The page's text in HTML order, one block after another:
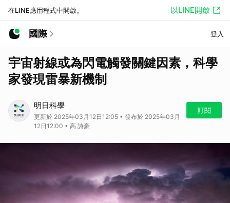
在LINE應用程式中開啟。 以LINE開啟
國際 登入
宇宙射線或為閃電觸發關鍵因素，科學
家發現雷暴新機制
明日科學
更新於 2025年03月12日12:05 • 發布於 2025年03月
12日12:00 • 高 詩豪
訂閱